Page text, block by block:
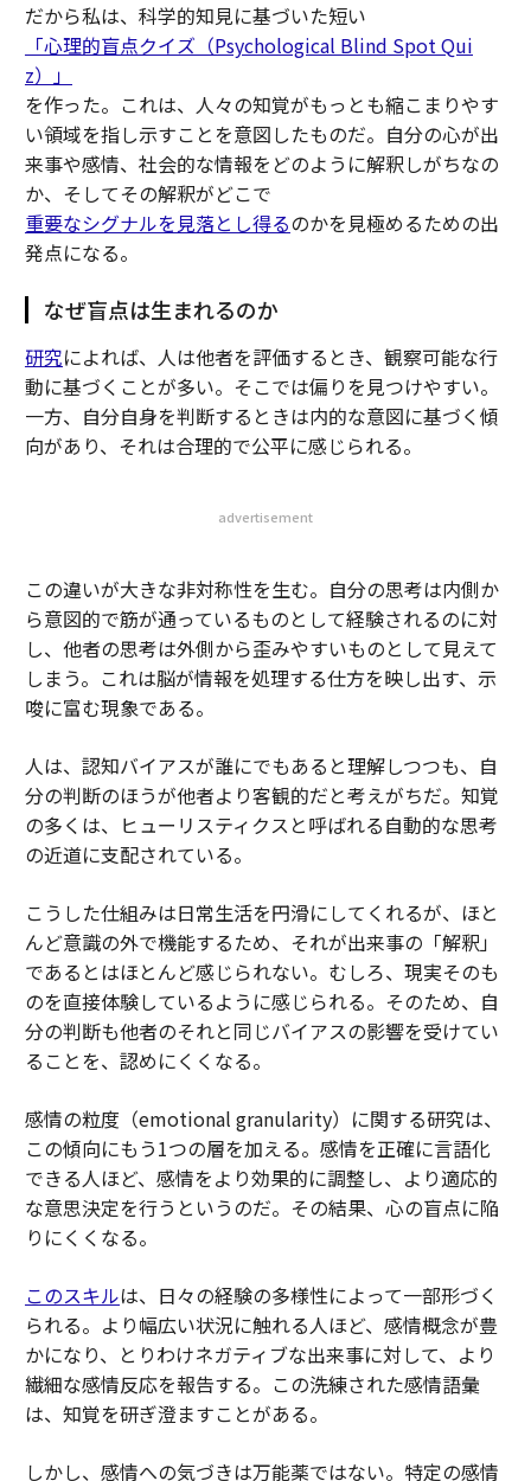
だから私は、科学的知見に基づいた短い
「心理的盲点クイズ（Psychological Blind Spot Qui
z）」
を作った。これは、人々の知覚がもっとも縮こまりやす
い領域を指し示すことを意図したものだ。自分の心が出
来事や感情、社会的な情報をどのように解釈しがちなの
か、そしてその解釈がどこで
重要なシグナルを見落とし得るのかを見極めるための出
発点になる。
なぜ盲点は生まれるのか
研究によれば、人は他者を評価するとき、観察可能な行
動に基づくことが多い。そこでは偏りを見つけやすい。
一方、自分自身を判断するときは内的な意図に基づく傾
向があり、それは合理的で公平に感じられる。
advertisement
この違いが大きな非対称性を生む。自分の思考は内側か
ら意図的で筋が通っているものとして経験されるのに対
し、他者の思考は外側から歪みやすいものとして見えて
しまう。これは脳が情報を処理する仕方を映し出す、示
唆に富む現象である。
人は、認知バイアスが誰にでもあると理解しつつも、自
分の判断のほうが他者より客観的だと考えがちだ。知覚
の多くは、ヒューリスティクスと呼ばれる自動的な思考
の近道に支配されている。
こうした仕組みは日常生活を円滑にしてくれるが、ほと
んど意識の外で機能するため、それが出来事の「解釈」
であるとはほとんど感じられない。むしろ、現実そのも
のを直接体験しているように感じられる。そのため、自
分の判断も他者のそれと同じバイアスの影響を受けてい
ることを、認めにくくなる。
感情の粒度（emotional granularity）に関する研究は、
この傾向にもう1つの層を加える。感情を正確に言語化
できる人ほど、感情をより効果的に調整し、より適応的
な意思決定を行うというのだ。その結果、心の盲点に陥
りにくくなる。
このスキルは、日々の経験の多様性によって一部形づく
られる。より幅広い状況に触れる人ほど、感情概念が豊
かになり、とりわけネガティブな出来事に対して、より
繊細な感情反応を報告する。この洗練された感情語彙
は、知覚を研ぎ澄ますことがある。
しかし、感情への気づきは万能薬ではない。特定の感情